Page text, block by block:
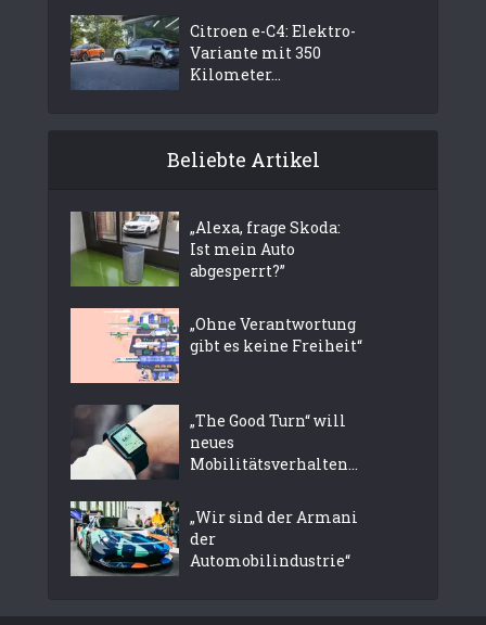
Citroen e-C4: Elektro-
Variante mit 350
Kilometer...
Beliebte Artikel
„Alexa, frage Skoda:
Ist mein Auto
abgesperrt?”
„Ohne Verantwortung
gibt es keine Freiheit“
„The Good Turn“ will
neues
Mobilitätsverhalten...
„Wir sind der Armani
der
Automobilindustrie“